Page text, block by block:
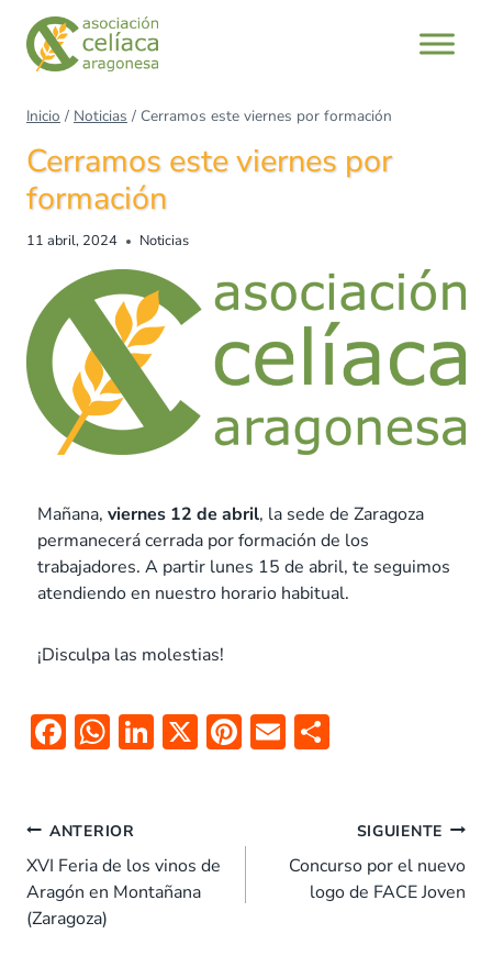
Inicio / Noticias / Cerramos este viernes por formación
Cerramos este viernes por
formación
11 abril, 2024 Noticias
Mañana, viernes 12 de abril, la sede de Zaragoza
permanecerá cerrada por formación de los
trabajadores. A partir lunes 15 de abril, te seguimos
atendiendo en nuestro horario habitual.
¡Disculpa las molestias!
F
b
o
o
k
W
s
A
p
Li
dI
n
X Pi
es
E
ar
tir
ANTERIOR
XVI Feria de los vinos de
Aragón en Montañana
(Zaragoza)
SIGUIENTE
Concurso por el nuevo
logo de FACE Joven